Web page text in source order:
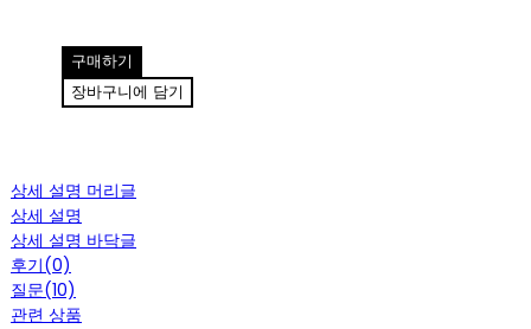
구매하기
장바구니에 담기
상세 설명 머리글
상세 설명
상세 설명 바닥글
후기(0)
질문(10)
관련 상품